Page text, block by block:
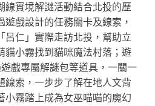
線實境解謎活動結合北投的歷
遊戲設計的任務關卡及線索，
呂仁」實際走訪北投，幫助立
貓小霧找到貓咪魔法村落；遊
戲專屬解謎包等道具，一關一
線索，一步步了解在地人文背
小霧踏上成為女巫喵喵的魔幻